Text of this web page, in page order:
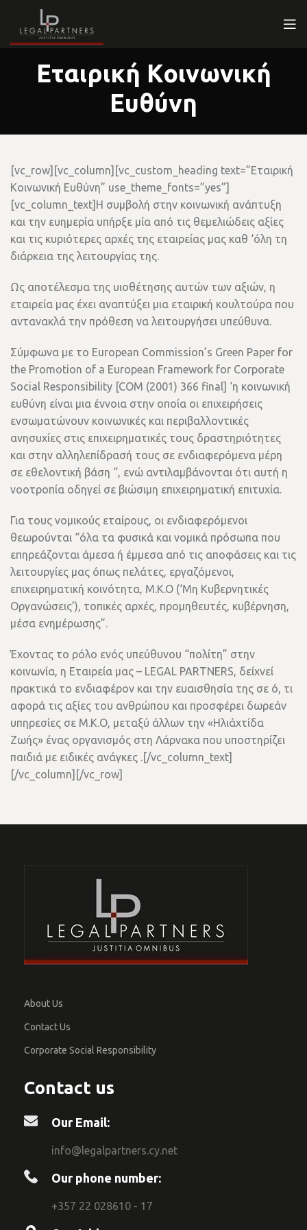
Εταιρική Κοινωνική
Ευθύνη
[vc_row][vc_column][vc_custom_heading text=”Εταιρική
Κοινωνική Ευθύνη” use_theme_fonts=”yes”]
[vc_column_text]Η συμβολή στην κοινωνική ανάπτυξη
και την ευημερία υπήρξε μία από τις θεμελιώδεις αξίες
και τις κυριότερες αρχές της εταιρείας μας καθ ‘όλη τη
διάρκεια της λειτουργίας της.
Ως αποτέλεσμα της υιοθέτησης αυτών των αξιών, η
εταιρεία μας έχει αναπτύξει μια εταιρική κουλτούρα που
αντανακλά την πρόθεση να λειτουργήσει υπεύθυνα.
Σύμφωνα με το European Commission’s Green Paper for
the Promotion of a European Framework for Corporate
Social Responsibility [COM (2001) 366 final] ‘η κοινωνική
ευθύνη είναι μια έννοια στην οποία οι επιχειρήσεις
ενσωματώνουν κοινωνικές και περιβαλλοντικές
ανησυχίες στις επιχειρηματικές τους δραστηριότητες
και στην αλληλεπίδρασή τους σε ενδιαφερόμενα μέρη
σε εθελοντική βάση “, ενώ αντιλαμβάνονται ότι αυτή η
νοοτροπία οδηγεί σε βιώσιμη επιχειρηματική επιτυχία.
Για τους νομικούς εταίρους, οι ενδιαφερόμενοι
θεωρούνται “όλα τα φυσικά και νομικά πρόσωπα που
επηρεάζονται άμεσα ή έμμεσα από τις αποφάσεις και τις
λειτουργίες μας όπως πελάτες, εργαζόμενοι,
επιχειρηματική κοινότητα, M.K.O (‘Μη Κυβερνητικές
Οργανώσεις’), τοπικές αρχές, προμηθευτές, κυβέρνηση,
μέσα ενημέρωσης”.
Έχοντας το ρόλο ενός υπεύθυνου “πολίτη” στην
κοινωνία, η Εταιρεία μας – LEGAL PARTNERS, δείχνεί
πρακτικά το ενδιαφέρον και την ευαισθησία της σε ό, τι
αφορά τις αξίες του ανθρώπου και προσφέρει δωρεάν
υπηρεσίες σε Μ.Κ.Ο, μεταξύ άλλων την «Ηλιάχτίδα
Ζωής» ένας οργανισμός στη Λάρνακα που υποστηρίζει
παιδιά με ειδικές ανάγκες .[/vc_column_text]
[/vc_column][/vc_row]
About Us
Contact Us
Corporate Social Responsibility
Contact us
Our Email:
info@legalpartners.cy.net
Our phone number:
+357 22 028610 - 17